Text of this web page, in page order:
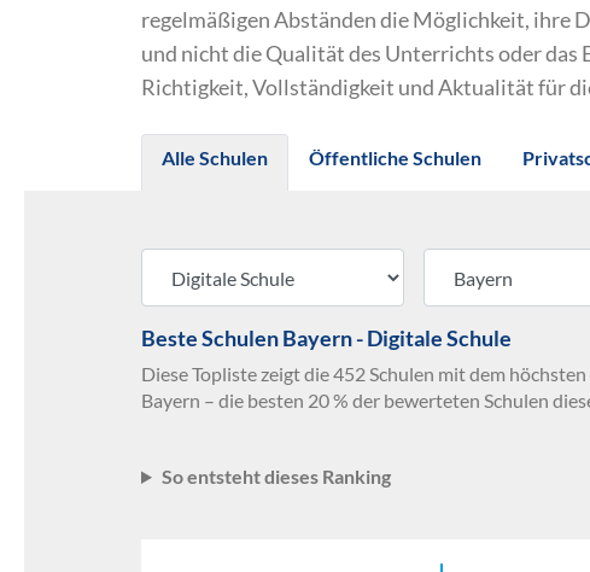
regelmäßigen Abständen die Möglichkeit, ihre
und nicht die Qualität des Unterrichts oder das
Richtigkeit, Vollständigkeit und Aktualität für
Alle Schulen Öffentliche Schulen
Beste Schulen Bayern - Digitale Schule
Diese Topliste zeigt die 452 Schulen mit dem
Bayern – die besten 20 % der bewerteten Schulen
So entsteht dieses Ranking